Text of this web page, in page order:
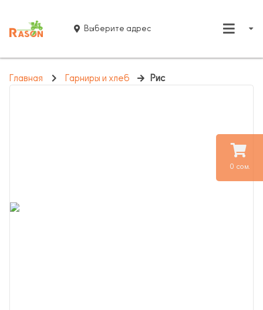
0 сом.
Выберите адрес
Главная Гарниры и хлеб Рис